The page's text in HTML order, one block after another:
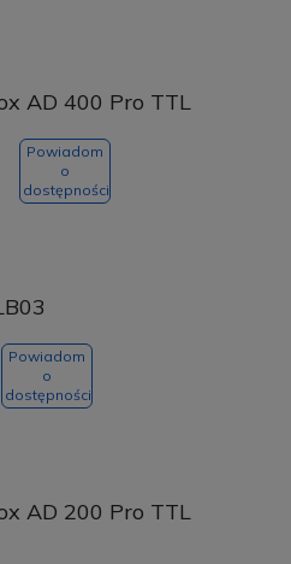
AD 400 Pro TTL
Powiadom
o
dostępności
Powiadom
o
dostępności
AD 200 Pro TTL